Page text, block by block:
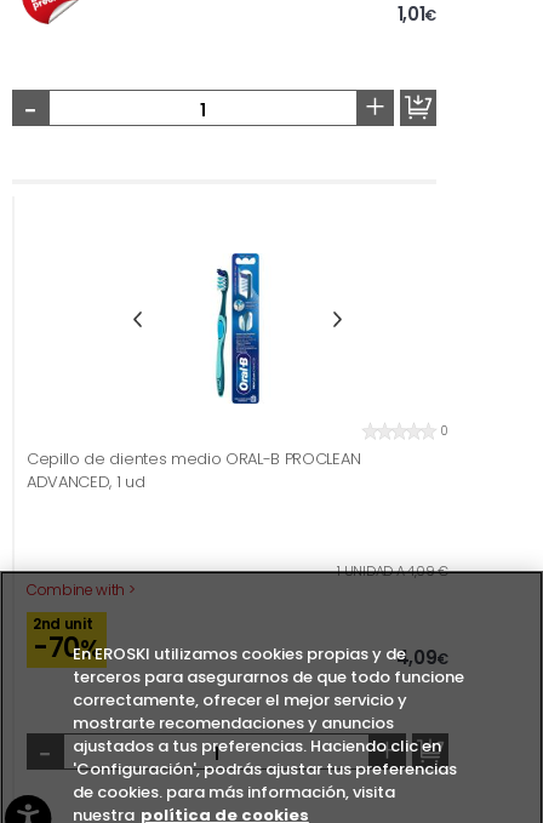
1,01€
- +
0
Cepillo de dientes medio ORAL-B PROCLEAN
ADVANCED, 1 ud
Combine with >
1 UNIDAD A 4,09 €
2nd unit
-70% 4,09€
- +
En EROSKI utilizamos cookies propias y de
terceros para asegurarnos de que todo funcione
correctamente, ofrecer el mejor servicio y
mostrarte recomendaciones y anuncios
ajustados a tus preferencias. Haciendo clic en
'Configuración', podrás ajustar tus preferencias
de cookies. para más información, visita
nuestra política de cookies